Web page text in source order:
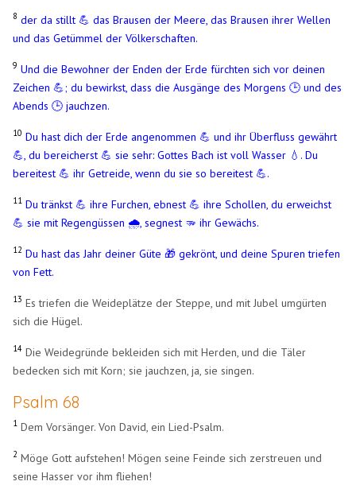
8 der da stillt 💪 das Brausen der Meere, das Brausen ihrer Wellen
und das Getümmel der Völkerschaften.
9 Und die Bewohner der Enden der Erde fürchten sich vor deinen
Zeichen 💪; du bewirkst, dass die Ausgänge des Morgens 🕒​ und des
Abends 🕒​ jauchzen.
10 Du hast dich der Erde angenommen 💪 und ihr Überfluss gewährt
💪, du bereicherst 💪 sie sehr: Gottes Bach ist voll Wasser 💧​. Du
bereitest 💪 ihr Getreide, wenn du sie so bereitest 💪.
11 Du tränkst 💪 ihre Furchen, ebnest 💪 ihre Schollen, du erweichst
💪 sie mit Regengüssen 🌧️, segnest 🫳 ihr Gewächs.
12 Du hast das Jahr deiner Güte 🎁 gekrönt, und deine Spuren triefen
von Fett.
13 Es triefen die Weideplätze der Steppe, und mit Jubel umgürten
sich die Hügel.
14 Die Weidegründe bekleiden sich mit Herden, und die Täler
bedecken sich mit Korn; sie jauchzen, ja, sie singen.
Psalm 68
1 Dem Vorsänger. Von David, ein Lied-Psalm.
2 Möge Gott aufstehen! Mögen seine Feinde sich zerstreuen und
seine Hasser vor ihm fliehen!